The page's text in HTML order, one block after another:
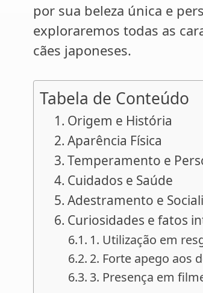
por sua beleza única e
exploraremos todas as
cães japoneses.
Tabela de Conteúdo
Origem e História
Aparência Física
Temperamento e
Cuidados e Saúde
Adestramento e
Curiosidades e fatos
1. Utilização em
2. Forte apego aos
3. Presença em